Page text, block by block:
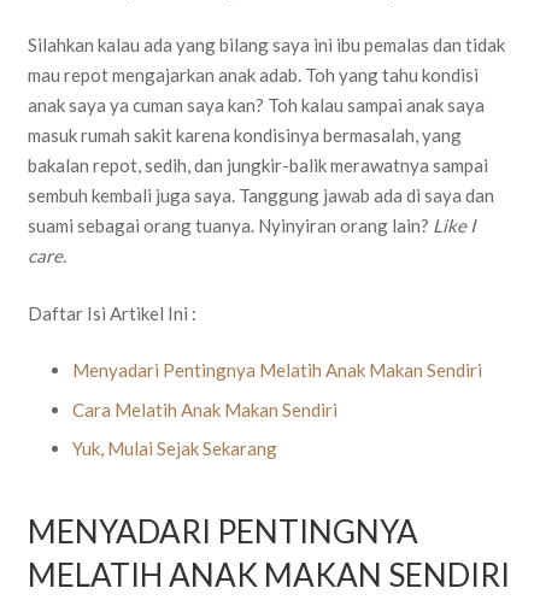
Silahkan kalau ada yang bilang saya ini ibu pemalas dan tidak
mau repot mengajarkan anak adab. Toh yang tahu kondisi
anak saya ya cuman saya kan? Toh kalau sampai anak saya
masuk rumah sakit karena kondisinya bermasalah, yang
bakalan repot, sedih, dan jungkir-balik merawatnya sampai
sembuh kembali juga saya. Tanggung jawab ada di saya dan
suami sebagai orang tuanya. Nyinyiran orang lain? Like I
care.
Daftar Isi Artikel Ini :
Menyadari Pentingnya Melatih Anak Makan Sendiri
Cara Melatih Anak Makan Sendiri
Yuk, Mulai Sejak Sekarang
MENYADARI PENTINGNYA
MELATIH ANAK MAKAN SENDIRI